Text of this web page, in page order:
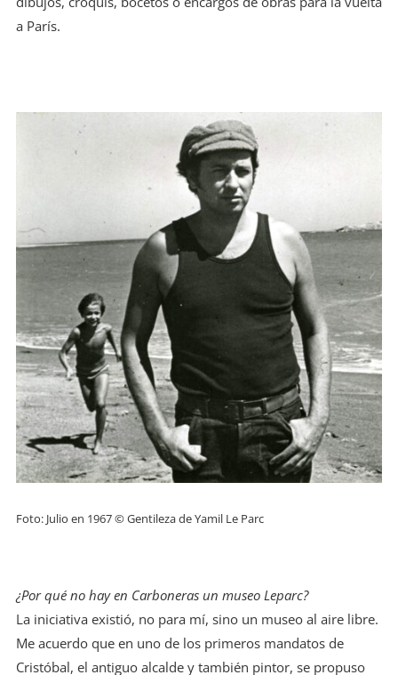
a París.
Foto: Julio en 1967 © Gentileza de Yamil Le Parc
¿Por qué no hay en Carboneras un museo Leparc?
La iniciativa existió, no para mí, sino un museo al aire libre.
Me acuerdo que en uno de los primeros mandatos de
Cristóbal, el antiguo alcalde y también pintor, se propuso